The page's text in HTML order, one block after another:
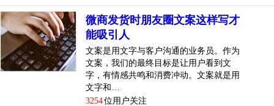
微商发货时朋友圈文案这样写才
能吸引人
文案是用文字与客户沟通的业务员。作为
文案，我们的最终目标是让用户看到文
字，有情感共鸣和消费冲动。文案就是用
文字和…
3254位用户关注